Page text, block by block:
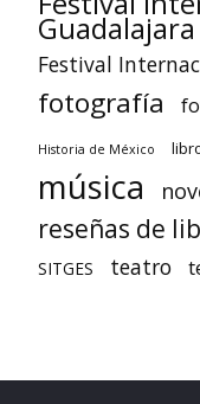
Guadalajara
Festival
fotografía
Historia de México
música
reseñas de
SITGES teatro